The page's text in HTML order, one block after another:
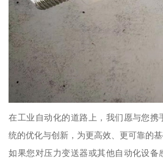
在工业自动化的道路上，我们愿与您携
统的优化与创新，为更高效、更可靠的基
如果您对压力变送器或其他自动化设备